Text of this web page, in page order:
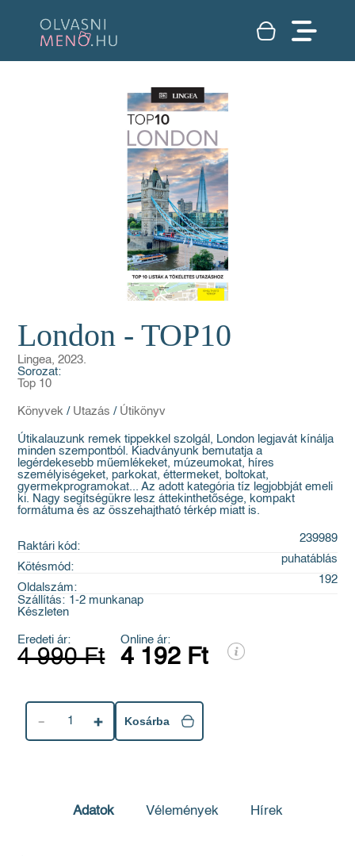
London - TOP10
Lingea, 2023.
Sorozat:
Top 10
Könyvek / Utazás / Útikönyv
Útikalauzunk remek tippekkel szolgál, London legjavát kínálja
minden szempontból. Kiadványunk bemutatja a
legérdekesebb műemlékeket, múzeumokat, híres
személyiségeket, parkokat, éttermeket, boltokat,
gyermekprogramokat... Az adott kategória tíz legjobbját emeli
ki. Nagy segítségükre lesz áttekinthetősége, kompakt
formátuma és az összehajtható térkép miatt is.
Raktári kód:
239989
Kötésmód:
puhatáblás
Oldalszám:
192
Szállítás: 1-2 munkanap
Készleten
Eredeti ár:
4 990 Ft
Online ár:
4 192 Ft
1 Kosárba
Adatok Vélemények Hírek